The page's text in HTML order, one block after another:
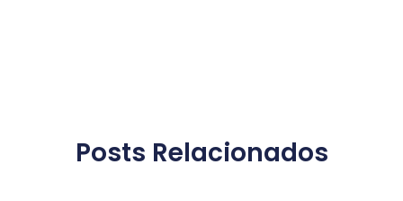
Posts Relacionados